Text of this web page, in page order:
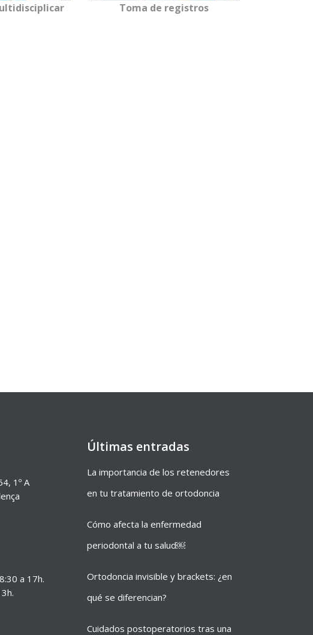
Toma de registros
1º A
a 17h.
Últimas entradas
La importancia de los retenedores
en tu tratamiento de ortodoncia
Cómo afecta la enfermedad
periodontal a tu salud￼
Ortodoncia invisible y brackets: ¿en
qué se diferencian?
Cuidados postoperatorios tras una